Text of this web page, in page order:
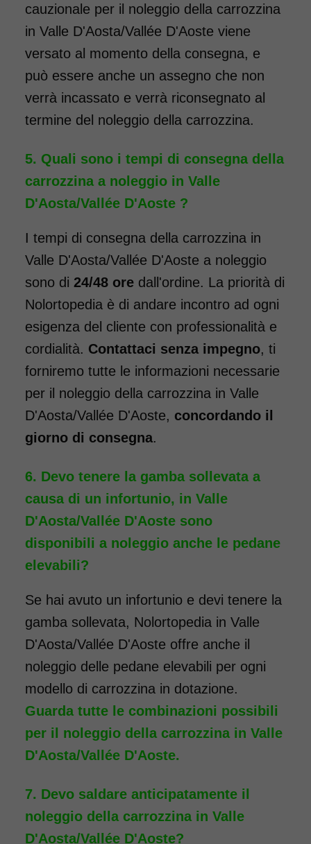
Noleggio sedia a rotelle seduta
55 cm, per persone obese,
portata fino a 160 kg.
Carrozzina a doppia crociera,
con forcella anteriore
rinforzata. Dotata di pedane
necessità di tenere sollevate le
gambe a seguito di un
intervento. Il noleggio minimo
è di 7 giorni a 96 euro.
COSTO NOLEGGIO
da 96,00€
SCHEDA COMPLETA
Noleggio Carrozzina
pieghevole ad ingombro
ridotto - con reggigambe
- Seduta 40 cm
Noleggio sedia a rotelle ad
ingombro ridotto, ideale per il
passaggio da porte e ascensori
carrozzina è, infatti, di soli 50
cm. La sedia a rotelle può
essere dotata di pedane
cauzionale per il noleggio della carrozzina
in Valle D'Aosta/Vallée D'Aoste viene
versato al momento della consegna, e
può essere anche un assegno che non
verrà incassato e verrà riconsegnato al
termine del noleggio della carrozzina.
Quali sono i tempi di consegna della
carrozzina a noleggio in Valle
D'Aosta/Vallée D'Aoste ?
I tempi di consegna della carrozzina in
Valle D'Aosta/Vallée D'Aoste a noleggio
sono di 24/48 ore dall'ordine. La priorità di
Nolortopedia è di andare incontro ad ogni
esigenza del cliente con professionalità e
cordialità. Contattaci senza impegno, ti
forniremo tutte le informazioni necessarie
per il noleggio della carrozzina in Valle
D'Aosta/Vallée D'Aoste, concordando il
giorno di consegna.
Devo tenere la gamba sollevata a
causa di un infortunio, in Valle
D'Aosta/Vallée D'Aoste sono
disponibili a noleggio anche le pedane
elevabili?
Se hai avuto un infortunio e devi tenere la
gamba sollevata, Nolortopedia in Valle
D'Aosta/Vallée D'Aoste offre anche il
noleggio delle pedane elevabili per ogni
modello di carrozzina in dotazione.
Guarda tutte le combinazioni possibili
per il noleggio della carrozzina in Valle
D'Aosta/Vallée D'Aoste.
Devo saldare anticipatamente il
noleggio della carrozzina in Valle
D'Aosta/Vallée D'Aoste?